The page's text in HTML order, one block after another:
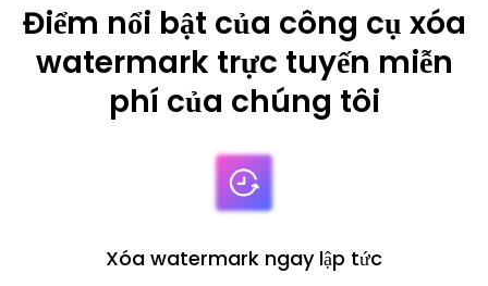
Điểm nổi bật của công cụ xóa
watermark trực tuyến miễn
phí của chúng tôi
Xóa watermark ngay lập tức